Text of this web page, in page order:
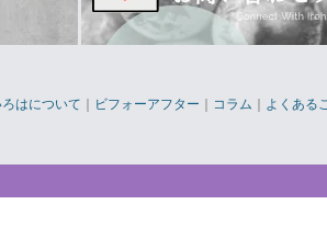
ろはについて ｜ ビフォーアフター ｜ コラム ｜ よくある